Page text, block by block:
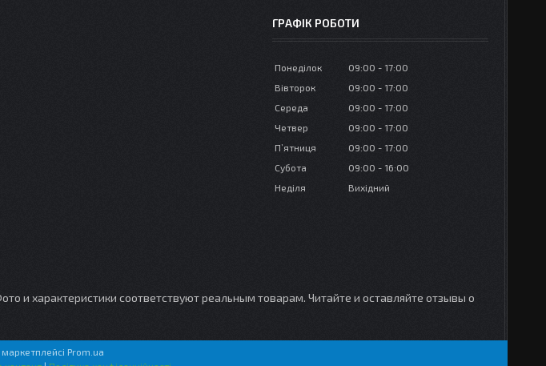
ГРАФІК РОБОТИ
Понеділок 09:00
17:00
Вівторок
09:00
17:00
Середа
09:00
17:00
Четвер
09:00
17:00
Пʼятниця
09:00
17:00
Субота
09:00
16:00
Неділя
Вихідний
и характеристики соответствуют реальным товарам. Читайте и оставляйте отзывы о
Prom.ua